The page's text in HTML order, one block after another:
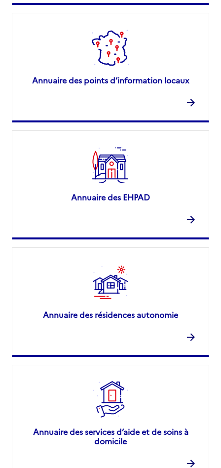
Mis à jour le : 05/08/2026
Annuaire des points d’information locaux
Annuaire des EHPAD
Annuaire des résidences autonomie
Annuaire des services d’aide et de soins à
domicile